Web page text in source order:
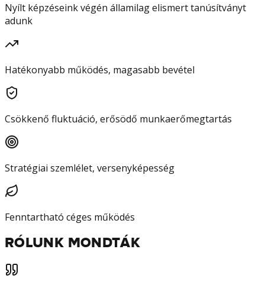
Nyílt képzéseink végén államilag elismert tanúsítványt
adunk
Hatékonyabb működés, magasabb bevétel
Csökkenő fluktuáció, erősödő munkaerőmegtartás
Stratégiai szemlélet, versenyképesség
Fenntartható céges működés
RÓLUNK MONDTÁK